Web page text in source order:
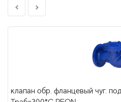
клапан обр. фланцевый чуг.